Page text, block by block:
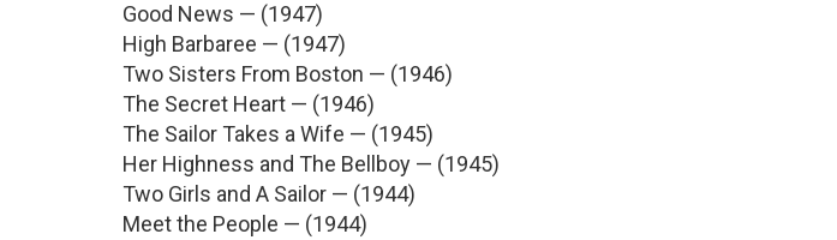
Good News — (1947)
High Barbaree — (1947)
Two Sisters From Boston — (1946)
The Secret Heart — (1946)
The Sailor Takes a Wife — (1945)
Her Highness and The Bellboy — (1945)
Two Girls and A Sailor — (1944)
Meet the People — (1944)